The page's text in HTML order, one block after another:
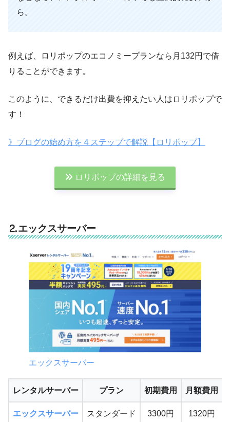
ら。
例えば、ロリポップのエコノミープランなら月132円で借
りることができます。
このように、できるだけ出費を抑えたい人はロリポップで
す！
》ブログの始め方を４ステップで解説【ロリポップ】
ロリポップの詳細を見る
⒉エックスサーバー
エックスサーバー
レンタルサーバー プラン 初期費用 月額費用
エックスサーバー スタンダード 3300円 1320円